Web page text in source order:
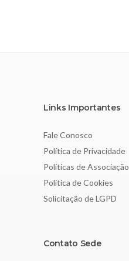
Links Importantes
Fale Conosco
Política de Privacidade
Políticas de Associação
Política de Cookies
Solicitação de LGPD
Contato Sede